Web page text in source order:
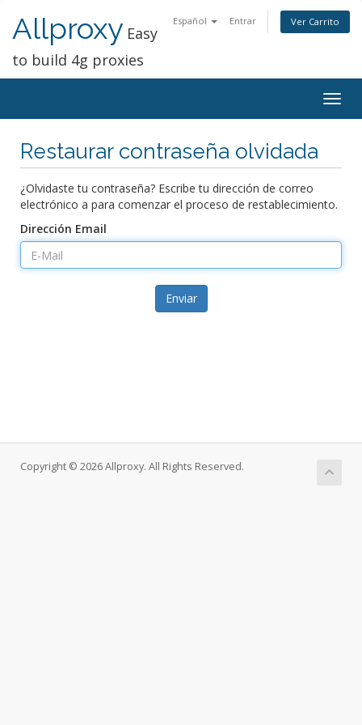
Español Entrar Ver Carrito
Allproxy Easy
to build 4g proxies
Restaurar contraseña olvidada
¿Olvidaste tu contraseña? Escribe tu dirección de correo
electrónico a para comenzar el proceso de restablecimiento.
Dirección Email
Enviar
Copyright © 2026 Allproxy. All Rights Reserved.